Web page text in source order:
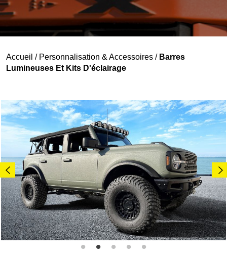
Accueil / Personnalisation & Accessoires / Barres
Lumineuses Et Kits D'éclairage